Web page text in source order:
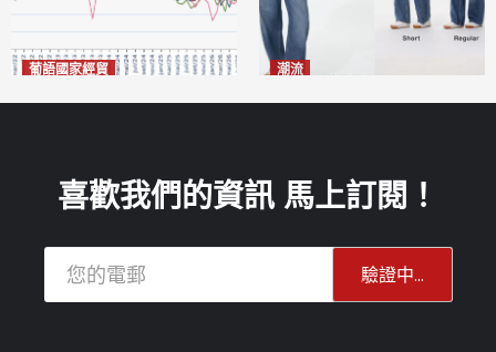
葡語國家經貿 潮流
喜歡我們的資訊 馬上訂閱！